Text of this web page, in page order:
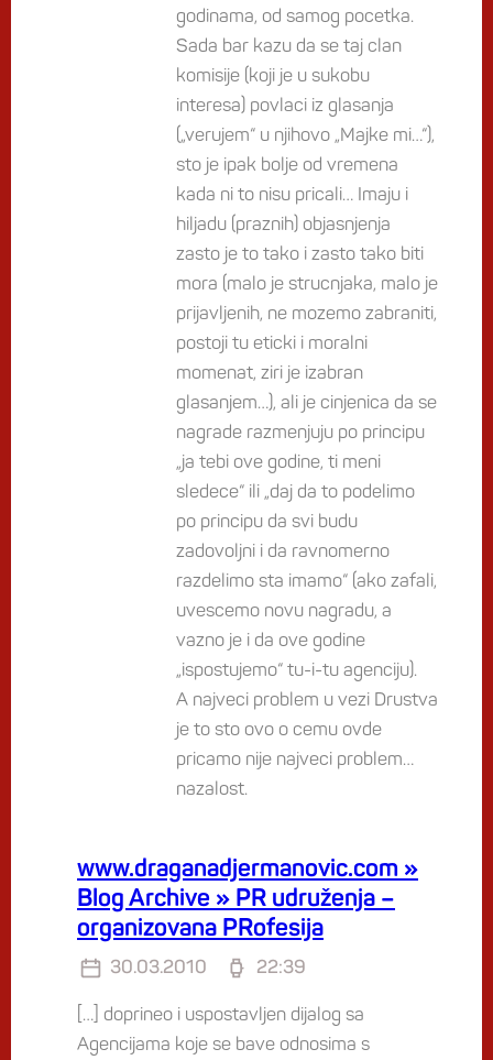
godinama, od samog pocetka.
Sada bar kazu da se taj clan
komisije (koji je u sukobu
interesa) povlaci iz glasanja
(„verujem“ u njihovo „Majke mi…“),
sto je ipak bolje od vremena
kada ni to nisu pricali… Imaju i
hiljadu (praznih) objasnjenja
zasto je to tako i zasto tako biti
mora (malo je strucnjaka, malo je
prijavljenih, ne mozemo zabraniti,
postoji tu eticki i moralni
momenat, ziri je izabran
glasanjem…), ali je cinjenica da se
nagrade razmenjuju po principu
„ja tebi ove godine, ti meni
sledece“ ili „daj da to podelimo
po principu da svi budu
zadovoljni i da ravnomerno
razdelimo sta imamo“ (ako zafali,
uvescemo novu nagradu, a
vazno je i da ove godine
„ispostujemo“ tu-i-tu agenciju).
A najveci problem u vezi Drustva
je to sto ovo o cemu ovde
pricamo nije najveci problem…
nazalost.
www.draganadjermanovic.com »
Blog Archive » PR udruženja –
organizovana PRofesija
30.03.2010 22:39
[…] doprineo i uspostavljen dijalog sa
Agencijama koje se bave odnosima s